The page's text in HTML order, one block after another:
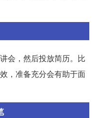
会，然后投放简历。比
，准备充分会有助于面